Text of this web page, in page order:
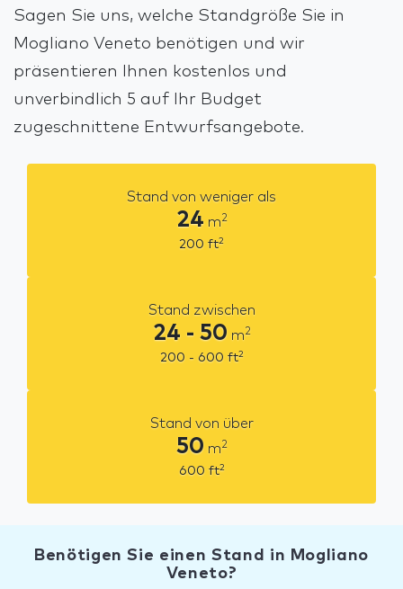
Sagen Sie uns, welche Standgröße Sie in
Mogliano Veneto benötigen und wir
präsentieren Ihnen kostenlos und
unverbindlich 5 auf Ihr Budget
zugeschnittene Entwurfsangebote.
Stand von weniger als
24 m2
200 ft2
Stand zwischen
24 - 50 m2
200 - 600 ft2
Stand von über
50 m2
600 ft2
Benötigen Sie einen Stand in Mogliano
Veneto?